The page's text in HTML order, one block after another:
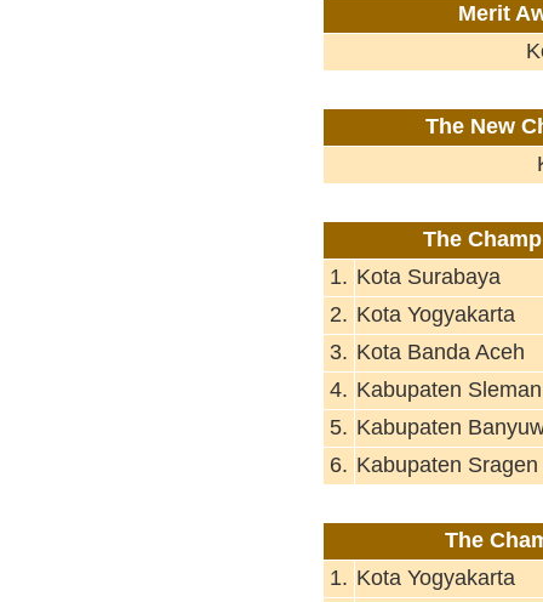
Merit
The New
The
1. Kota Surabaya
2. Kota Yogyakarta
3. Kota Banda Aceh
4. Kabupaten Sleman
5. Kabupaten
6. Kabupaten Sragen
The
1. Kota Yogyakarta